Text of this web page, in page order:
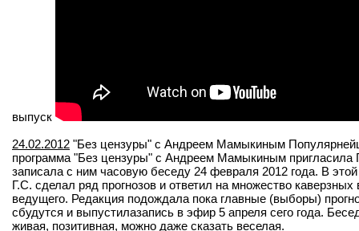
выпуск
24.02.2012 "Без цензуры" с Андреем Мамыкиным
программа "Без цензуры" с Андреем Мамыкиным пригласила
записала с ним часовую беседу 24 февраля 2012 года. В
Г.С. сделал ряд прогнозов и ответил на множество каверзных
ведущего. Редакция подождала пока главные (выборы)
сбудутся и выпустилазапись в эфир 5 апреля сего года.
живая, позитивная, можно даже сказать веселая.